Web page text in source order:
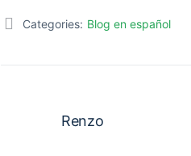
Categories: Blog en español
Renzo